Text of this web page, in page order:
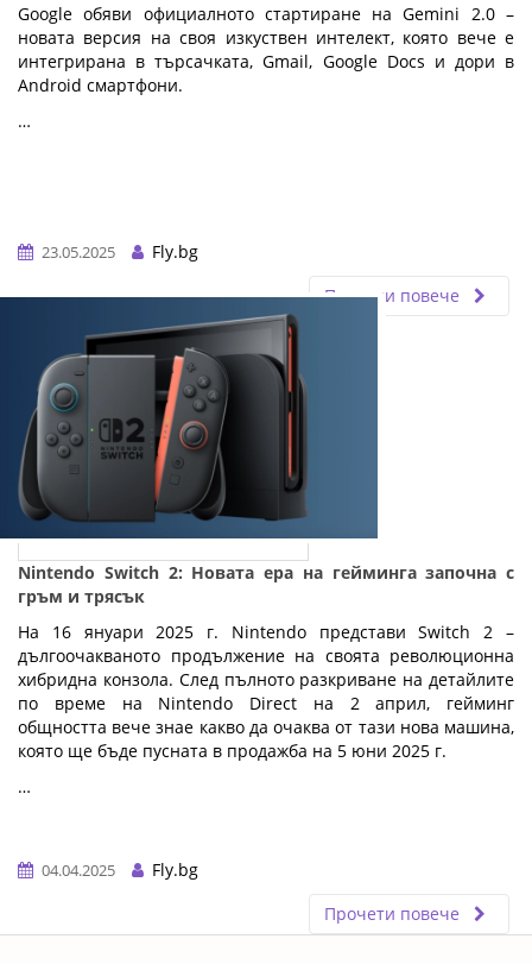
Google обяви официалното стартиране на Gemini 2.0 –
новата версия на своя изкуствен интелект, която вече е
интегрирана в търсачката, Gmail, Google Docs и дори в
Android смартфони.
…
23.05.2025
Fly.bg
Прочети повече
Nintendo Switch 2: Новата ера на гейминга започна с
гръм и трясък
На 16 януари 2025 г. Nintendo представи Switch 2 –
дългоочакваното продължение на своята революционна
хибридна конзола. След пълното разкриване на детайлите
по време на Nintendo Direct на 2 април, гейминг
общността вече знае какво да очаква от тази нова машина,
която ще бъде пусната в продажба на 5 юни 2025 г.
…
04.04.2025
Fly.bg
Прочети повече